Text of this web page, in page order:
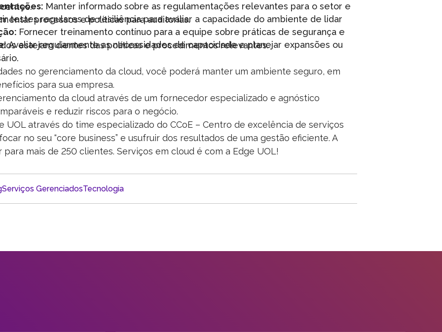
Manter informado sobre as regulamentações relevantes para o setor e
processos e políticas para auditorias.
testes regulares de resiliência para avaliar a capacidade do ambiente de lidar
Fornecer treinamento contínuo para a equipe sobre práticas de segurança e
estejam cientes das políticas e procedimentos relevantes.
Avaliar regularmente as necessidades de capacidade e planejar expansões ou
no gerenciamento da cloud, você poderá manter um ambiente seguro, em
para sua empresa.
da cloud através de um fornecedor especializado e agnóstico
e reduzir riscos para o negócio.
UOL através do time especializado do CCoE – Centro de excelência de serviços
no seu “core business” e usufruir dos resultados de uma gestão eficiente. A
mais de 250 clientes. Serviços em cloud é com a Edge UOL!
Serviços GerenciadosTecnologia